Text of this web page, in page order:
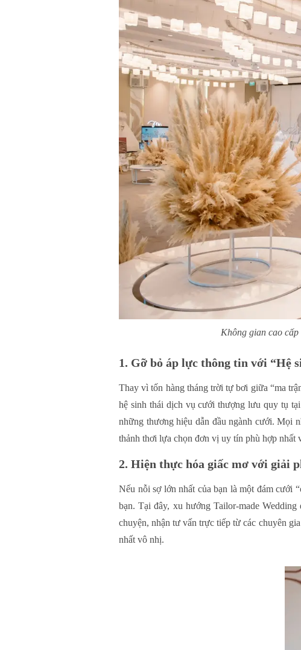
Không gian cao
1. Gỡ bỏ áp lực thông tin với “Hệ
Thay vì tốn hàng tháng trời tự bơi giữa “ma
hệ sinh thái dịch vụ cưới thượng lưu quy tụ
những thương hiệu dẫn đầu ngành cưới. Mọi
thảnh thơi lựa chọn đơn vị uy tín phù hợp nhất
2. Hiện thực hóa giấc mơ với giải
Nếu nỗi sợ lớn nhất của bạn là một đám cưới
bạn. Tại đây, xu hướng Tailor-made
chuyện, nhận tư vấn trực tiếp từ các chuyên
nhất vô nhị.